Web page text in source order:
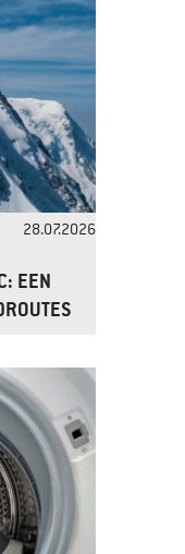
28.07.2026
EEN